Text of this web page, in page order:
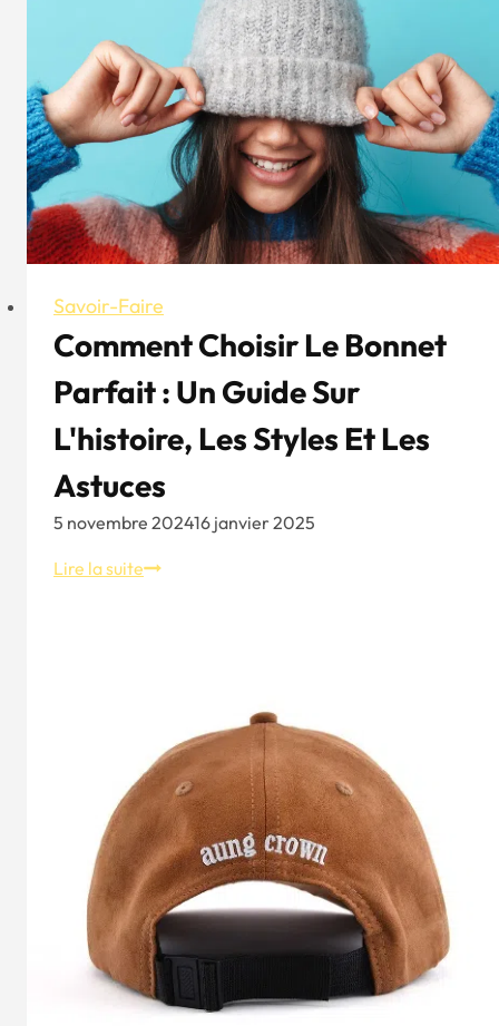
quotidien
:
Le
guide
ultime
style
et
sélection
Savoir-Faire
Comment Choisir Le Bonnet
Parfait : Un Guide Sur
L'histoire, Les Styles Et Les
Astuces
5 novembre 202416 janvier 2025
Lire la suiteComment
guide
sur
l'histoire,
les
styles
et
les
astuces